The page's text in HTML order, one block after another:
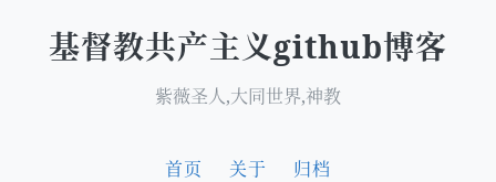
基督教共产主义github博客
紫薇圣人,大同世界,神教
首页 关于 归档